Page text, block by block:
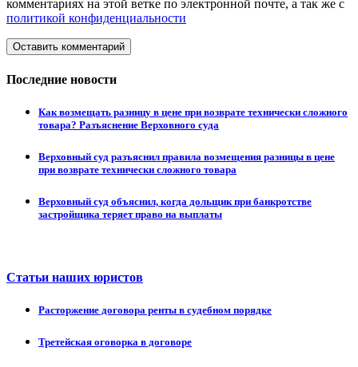
комментариях на этой ветке по электронной почте, а так же с
политикой конфиденциальности
Оставить комментарий
Последние новости
Как возмещать разницу в цене при возврате технически сложного
товара? Разъяснение Верховного суда
Верховный суд разъяснил правила возмещения разницы в цене
при возврате технически сложного товара
Верховный суд объяснил, когда дольщик при банкротстве
застройщика теряет право на выплаты
Статьи наших юристов
Расторжение договора ренты в судебном порядке
Третейская оговорка в договоре